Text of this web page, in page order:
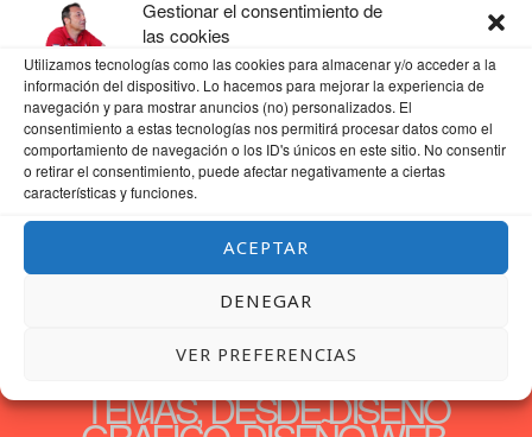
Gestionar el consentimiento de
las cookies
Utilizamos tecnologías como las cookies para almacenar y/o acceder a la
información del dispositivo. Lo hacemos para mejorar la experiencia de
navegación y para mostrar anuncios (no) personalizados. El
consentimiento a estas tecnologías nos permitirá procesar datos como el
comportamiento de navegación o los ID's únicos en este sitio. No consentir
o retirar el consentimiento, puede afectar negativamente a ciertas
características y funciones.
ACEPTAR
DENEGAR
VER PREFERENCIAS
30 AÑOS DEDICADOS A LA
FORMACIÓN, SERÁ POR
TEMAS, DESDE DISEÑO